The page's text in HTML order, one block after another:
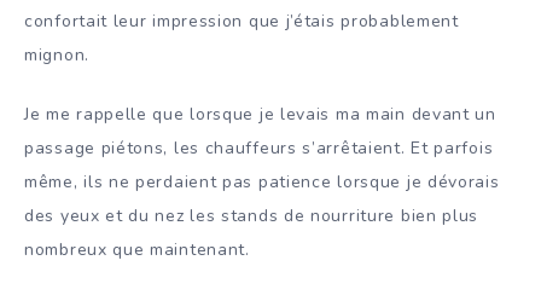
confortait leur impression que j’étais probablement
mignon.
Je me rappelle que lorsque je levais ma main devant un
passage piétons, les chauffeurs s’arrêtaient. Et parfois
même, ils ne perdaient pas patience lorsque je dévorais
des yeux et du nez les stands de nourriture bien plus
nombreux que maintenant.